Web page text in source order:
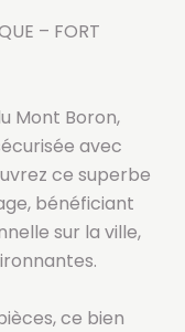
– FORT
Mont Boron,
avec
ce superbe
bénéficiant
sur la ville,
ce bien